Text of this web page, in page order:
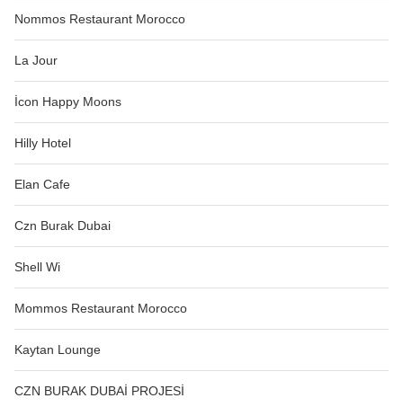
Nommos Restaurant Morocco
La Jour
İcon Happy Moons
Hilly Hotel
Elan Cafe
Czn Burak Dubai
Shell Wi
Mommos Restaurant Morocco
Kaytan Lounge
CZN BURAK DUBAİ PROJESİ